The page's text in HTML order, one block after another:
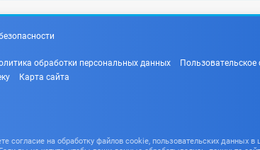
обработки персональных данных Пользовательское
Карта сайта
согласие на обработку файлов cookie, пользовательских данных